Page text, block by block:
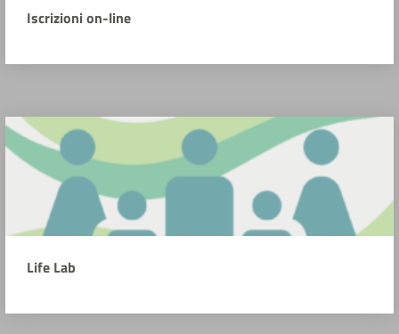
Iscrizioni on-line
Life Lab